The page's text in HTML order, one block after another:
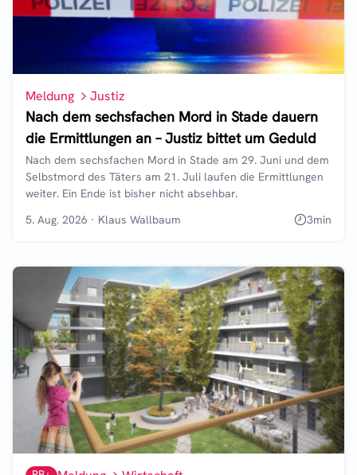
Meldung Justiz
Nach dem sechsfachen Mord in Stade dauern
die Ermittlungen an – Justiz bittet um Geduld
Nach dem sechsfachen Mord in Stade am 29. Juni und dem
Selbstmord des Täters am 21. Juli laufen die Ermittlungen
weiter. Ein Ende ist bisher nicht absehbar.
5. Aug. 2026 · Klaus Wallbaum 3min